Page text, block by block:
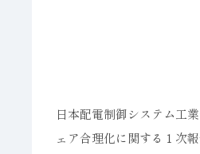
日本配電制御システム工
ェア合理化に関する１次